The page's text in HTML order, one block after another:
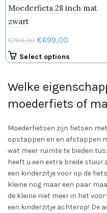
Moederfiets 28 inch mat
zwart
€769,00 Oorspronkelijke
prijs
was:
€699,00
is:
Select options
meerdere
variaties.
optie
kan
gekozen
worden
Welke
moederfiets of
Moederfietsen zijn fietsen
opstappen en en afstappen
wat meer ruimte te bieden
heeft u een extra brede stuur
een kinderzitje voor op de
kleine nog maar een paar
de kleine niet meer in het
een kinderzitje achterop! De